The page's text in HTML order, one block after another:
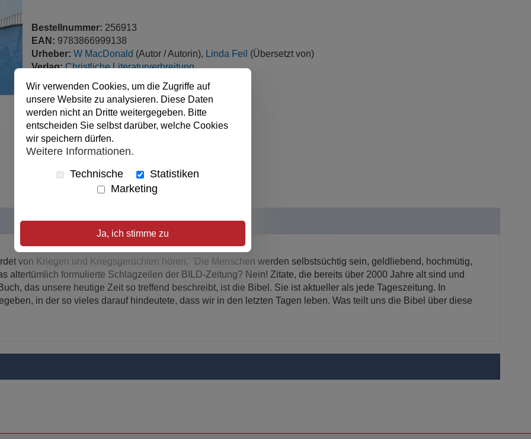
Bestellnummer: 256913
EAN: 9783866999138
Urheber: W MacDonald (Autor / Autorin), Linda Feil (Übersetzt von)
Verlag:Christliche Literaturverbreitung
Format:Audio-CD
Auflage:1
Sprache:Deutsch
veröffentlicht: 26.08.2010
Ursprungsland:Deutschland
Abmessungen:14 x 12.5 cm
von Kriegen und Kriegsgerüchten hören.' 'Die Menschen werden selbstsüchtig sein, geldliebend, hochmütig,
altertümlich formulierte Schlagzeilen der BILD-Zeitung? Nein! Zitate, die bereits über 2000 Jahre alt sind und
das unsere heutige Zeit so treffend beschreibt, ist die Bibel. Sie ist aktueller als jede Tageszeitung. In
in der so vieles darauf hindeutete, dass wir in den letzten Tagen leben. Was teilt uns die Bibel über diese
Wir verwenden Cookies, um die Zugriffe auf
unsere Website zu analysieren. Diese Daten
werden nicht an Dritte weitergegeben. Bitte
entscheiden Sie selbst darüber, welche Cookies
wir speichern dürfen.
Weitere Informationen.
Technische
Statistiken
Marketing
Ja, ich stimme zu